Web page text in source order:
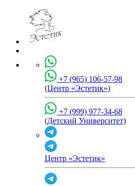
+7 (965) 106-57-98
(Центр «Эстетик»)
+7 (999) 977-34-68
(Детский Университет)
Центр «Эстетик»